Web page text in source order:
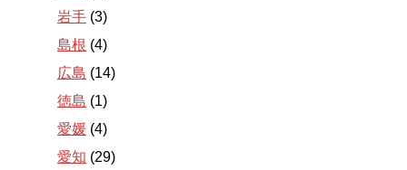
岩手 (3)
島根 (4)
広島 (14)
徳島 (1)
愛媛 (4)
愛知 (29)